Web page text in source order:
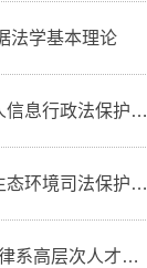
法学基本理论
讲座预告 | 强化个人信息行政法保护机制推进数字政府法治建设
讲座预告 | 环太行生态环境司法保护漫谈
2024年长治学院法律系高层次人才招聘公告